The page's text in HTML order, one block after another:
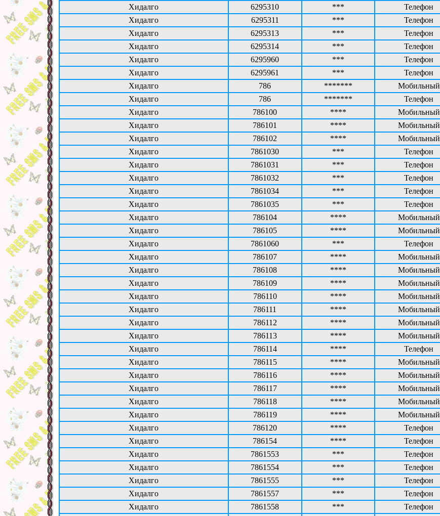
Хидалго
6295310 ***
Телефон
Хидалго
6295311 ***
Телефон
Хидалго
6295313 ***
Телефон
Хидалго
6295314 ***
Телефон
Хидалго
6295960 ***
Телефон
Хидалго
6295961 ***
Телефон
Хидалго
786 *******
Мобильный
Хидалго
786 *******
Телефон
Хидалго
786100 ****
Мобильный
Хидалго
786101 ****
Мобильный
Хидалго
786102 ****
Мобильный
Хидалго
7861030 ***
Телефон
Хидалго
7861031 ***
Телефон
Хидалго
7861032 ***
Телефон
Хидалго
7861034 ***
Телефон
Хидалго
7861035 ***
Телефон
Хидалго
786104 ****
Мобильный
Хидалго
786105 ****
Мобильный
Хидалго
7861060 ***
Телефон
Хидалго
786107 ****
Мобильный
Хидалго
786108 ****
Мобильный
Хидалго
786109 ****
Мобильный
Хидалго
786110 ****
Мобильный
Хидалго
786111 ****
Мобильный
Хидалго
786112 ****
Мобильный
Хидалго
786113 ****
Мобильный
Хидалго
786114 ****
Телефон
Хидалго
786115 ****
Мобильный
Хидалго
786116 ****
Мобильный
Хидалго
786117 ****
Мобильный
Хидалго
786118 ****
Мобильный
Хидалго
786119 ****
Мобильный
Хидалго
786120 ****
Телефон
Хидалго
786154 ****
Телефон
Хидалго
7861553 ***
Телефон
Хидалго
7861554 ***
Телефон
Хидалго
7861555 ***
Телефон
Хидалго
7861557 ***
Телефон
Хидалго
7861558 ***
Телефон